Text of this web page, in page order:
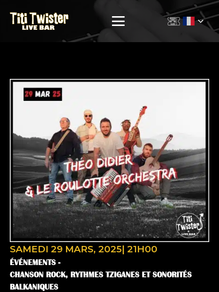
SAMEDI 29 MARS, 2025| 21H00
ÉVÉNEMENTS -
CHANSON ROCK, RYTHMES TZIGANES ET SONORITÉS
BALKANIQUES